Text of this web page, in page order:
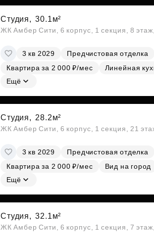
Студия, 30.1м²
ЖК Амбер Сити, 6 корпус, 1 секция, 8
3 кв 2029 Предчистовая отделка
Квартира за 2 000 ₽/мес
Линейная
Ещё
Студия, 28.2м²
ЖК Амбер Сити, 6 корпус, 1 секция, 21
3 кв 2029 Предчистовая отделка
Квартира за 2 000 ₽/мес
Вид на город
Ещё
Студия, 32.1м²
ЖК Амбер Сити, 6 корпус, 1 секция, 7